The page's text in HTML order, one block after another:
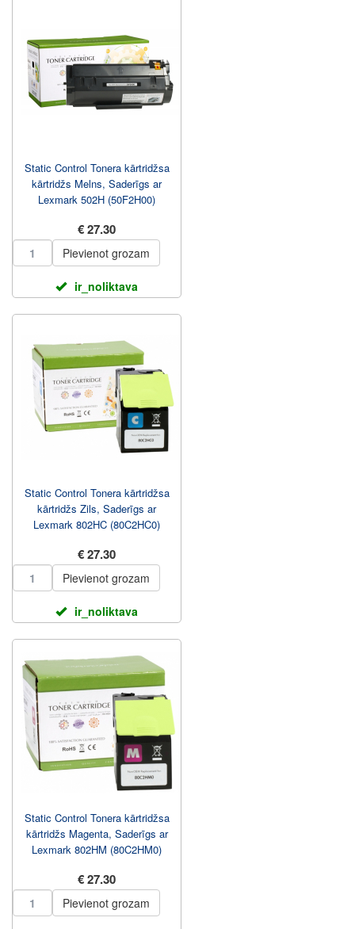
Static Control Tonera kārtridžsa
kārtridžs Melns, Saderīgs ar
Lexmark 502H (50F2H00)
€ 27.30
Pievienot grozam
ir_noliktava
Static Control Tonera kārtridžsa
kārtridžs Zils, Saderīgs ar
Lexmark 802HC (80C2HC0)
€ 27.30
Pievienot grozam
ir_noliktava
Static Control Tonera kārtridžsa
kārtridžs Magenta, Saderīgs ar
Lexmark 802HM (80C2HM0)
€ 27.30
Pievienot grozam